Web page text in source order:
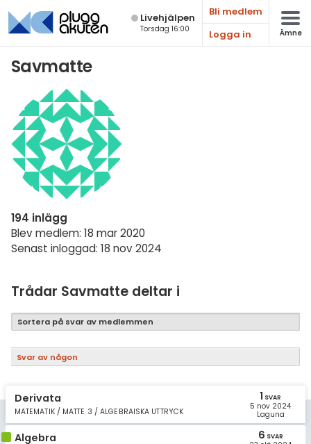
Live­hjälpen
Torsdag 16:00
Bli medlem
Logga in
Ämne
Savmatte
194 inlägg
Blev medlem: 18 mar 2020
Senast inloggad: 18 nov 2024
Trådar Savmatte deltar i
Sortera på svar av medlemmen
Svar av någon
Derivata
MATEMATIK / MATTE 3 / ALGEBRAISKA UTTRYCK
1 SVAR
5 nov 2024
Laguna
Algebra 6 SVAR
Matematik
Engelska
Fler språk
Samhällsorientering
Fler ämnen
Övriga diskussioner